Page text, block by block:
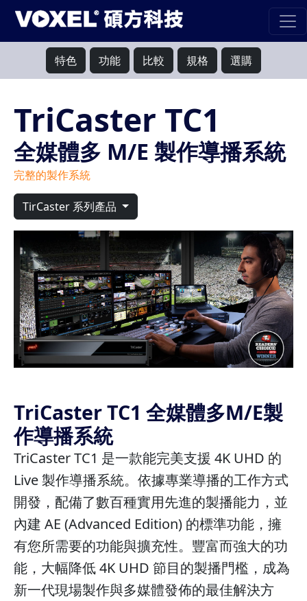
特色 功能 比較 規格 選購
TriCaster TC1
全媒體多 M/E 製作導播系統
完整的製作系統
TirCaster 系列產品
TriCaster TC1 全媒體多M/E製
作導播系統
TriCaster TC1 是一款能完美支援 4K UHD 的
Live 製作導播系統。依據專業導播的工作方式
開發，配備了數百種實用先進的製播能力，並
內建 AE (Advanced Edition) 的標準功能，擁
有您所需要的功能與擴充性。豐富而強大的功
能，大幅降低 4K UHD 節目的製播門檻，成為
新一代現場製作與多媒體發佈的最佳解決方